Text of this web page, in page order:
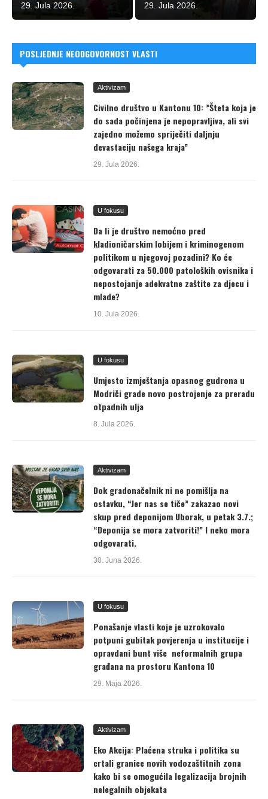
29. Jula 2026. 29. Jula 2026.
POSLJEDNJE NEODGOVORNOST VLASTI
Aktivizam
Civilno društvo u Kantonu 10: ”Šteta koja je
do sada počinjena je nepopravljiva, ali svi
zajedno možemo spriječiti daljnju
devastaciju našega kraja”
29. Jula 2026.
U fokusu
Da li je društvo nemoćno pred
kladioničarskim lobijem i kriminogenom
politikom u njegovoj pozadini? Ko će
odgovarati za 50.000 patoloških ovisnika i
nepostojanje adekvatne zaštite za djecu i
mlade?
10. Jula 2026.
U fokusu
Umjesto izmještanja opasnog gudrona u
Modriči grade novo postrojenje za preradu
otpadnih ulja
8. Jula 2026.
Aktivizam
Dok gradonačelnik ni ne pomišlja na
ostavku, “Jer nas se tiče” zakazao novi
skup pred deponijom Uborak, u petak 3.7.;
“Deponija se mora zatvoriti!” I neko mora
odgovarati.
30. Juna 2026.
U fokusu
Ponašanje vlasti koje je uzrokovalo
potpuni gubitak povjerenja u institucije i
opravdani bunt više neformalnih grupa
građana na prostoru Kantona 10
29. Maja 2026.
Aktivizam
Eko Akcija: Plaćena struka i politika su
crtali granice novih vodozaštitnih zona
kako bi se omogućila legalizacija brojnih
nelegalnih objekata